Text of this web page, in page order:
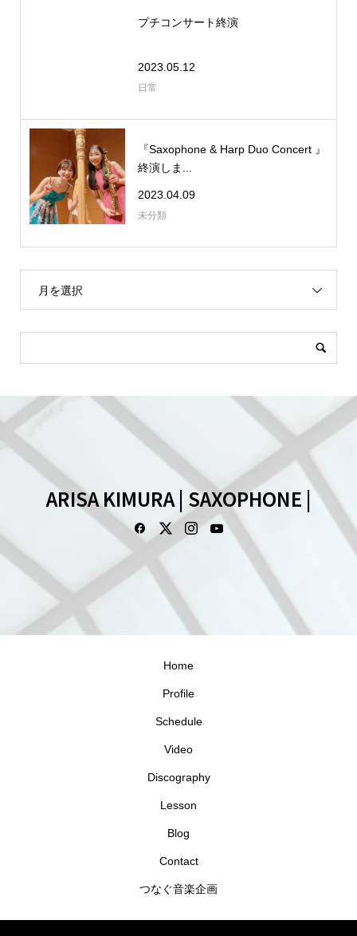
プチコンサート終演
2023.05.12
日常
『Saxophone & Harp Duo Concert 』
終演しま...
2023.04.09
未分類
月を選択
ARISA KIMURA | SAXOPHONE |
Home
Profile
Schedule
Video
Discography
Lesson
Blog
Contact
つなぐ音楽企画